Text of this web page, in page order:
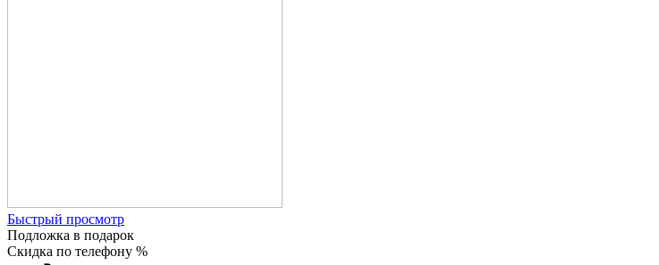
Быстрый просмотр
Подложка в подарок
Скидка по телефону %